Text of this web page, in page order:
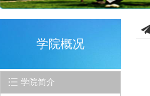
学院概况
学院简介